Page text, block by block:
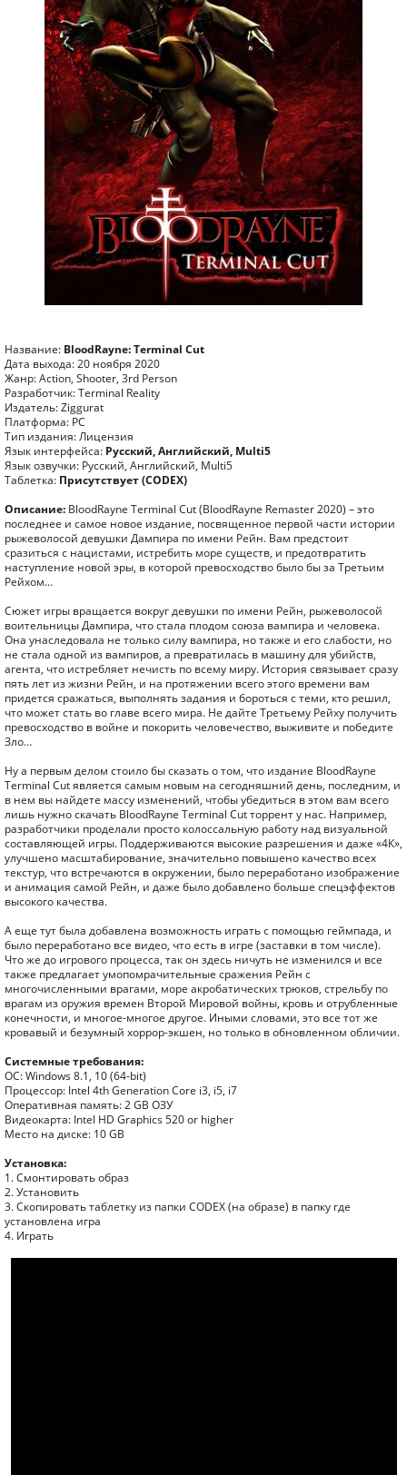
Название: BloodRayne: Terminal Cut
Дата выхода: 20 ноября 2020
Жанр: Action, Shooter, 3rd Person
Разработчик: Terminal Reality
Издатель: Ziggurat
Платформа: PC
Тип издания: Лицензия
Язык интерфейса: Русский, Английский, Multi5
Язык озвучки: Русский, Английский, Multi5
Таблетка: Присутствует (CODEX)
Описание: BloodRayne Terminal Cut (BloodRayne Remaster 2020) – это
последнее и самое новое издание, посвященное первой части истории
рыжеволосой девушки Дампира по имени Рейн. Вам предстоит
сразиться с нацистами, истребить море существ, и предотвратить
наступление новой эры, в которой превосходство было бы за Третьим
Рейхом…
Сюжет игры вращается вокруг девушки по имени Рейн, рыжеволосой
воительницы Дампира, что стала плодом союза вампира и человека.
Она унаследовала не только силу вампира, но также и его слабости, но
не стала одной из вампиров, а превратилась в машину для убийств,
агента, что истребляет нечисть по всему миру. История связывает сразу
пять лет из жизни Рейн, и на протяжении всего этого времени вам
придется сражаться, выполнять задания и бороться с теми, кто решил,
что может стать во главе всего мира. Не дайте Третьему Рейху получить
превосходство в войне и покорить человечество, выживите и победите
Зло…
Ну а первым делом стоило бы сказать о том, что издание BloodRayne
Terminal Cut является самым новым на сегодняшний день, последним, и
в нем вы найдете массу изменений, чтобы убедиться в этом вам всего
лишь нужно скачать BloodRayne Terminal Cut торрент у нас. Например,
разработчики проделали просто колоссальную работу над визуальной
составляющей игры. Поддерживаются высокие разрешения и даже «4К»,
улучшено масштабирование, значительно повышено качество всех
текстур, что встречаются в окружении, было переработано изображение
и анимация самой Рейн, и даже было добавлено больше спецэффектов
высокого качества.
А еще тут была добавлена возможность играть с помощью геймпада, и
было переработано все видео, что есть в игре (заставки в том числе).
Что же до игрового процесса, так он здесь ничуть не изменился и все
также предлагает умопомрачительные сражения Рейн с
многочисленными врагами, море акробатических трюков, стрельбу по
врагам из оружия времен Второй Мировой войны, кровь и отрубленные
конечности, и многое-многое другое. Иными словами, это все тот же
кровавый и безумный хоррор-экшен, но только в обновленном обличии.
Системные требования:
ОС: Windows 8.1, 10 (64-bit)
Процессор: Intel 4th Generation Core i3, i5, i7
Оперативная память: 2 GB ОЗУ
Видеокарта: Intel HD Graphics 520 or higher
Место на диске: 10 GB
Установка:
1. Смонтировать образ
2. Установить
3. Скопировать таблетку из папки CODEX (на образе) в папку где
установлена игра
4. Играть